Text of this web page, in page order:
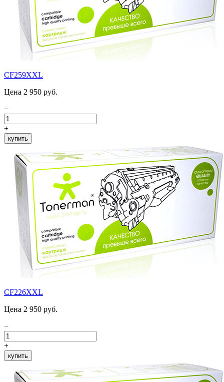
CF259XXL
Цена 2 950 руб.
−
+
купить
CF226XXL
Цена 2 950 руб.
−
+
купить